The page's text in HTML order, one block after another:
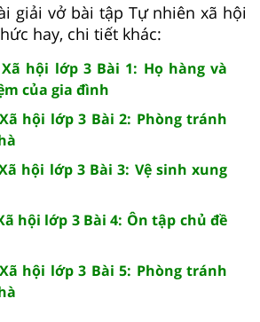
giải vở bài tập Tự nhiên xã hội
hay, chi tiết khác:
hội lớp 3 Bài 1: Họ hàng và
của gia đình
hội lớp 3 Bài 2: Phòng tránh
hội lớp 3 Bài 3: Vệ sinh xung
hội lớp 3 Bài 4: Ôn tập chủ đề
hội lớp 3 Bài 5: Phòng tránh